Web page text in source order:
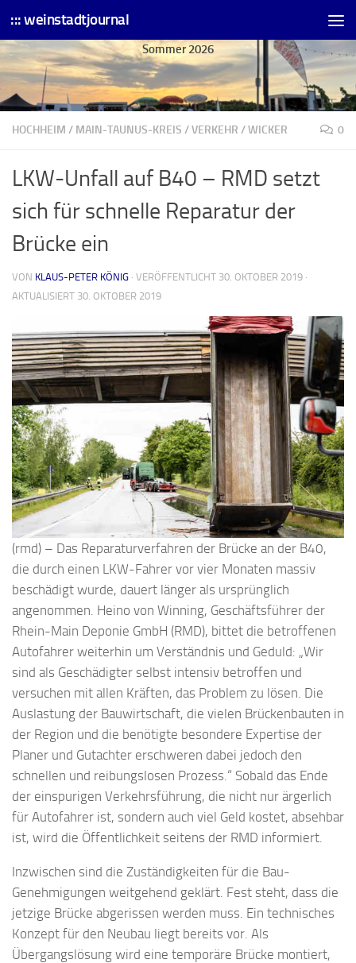
Skip to content
::: weinstadtjournal
Sommer 2026
HOCHHEIM / MAIN-TAUNUS-KREIS /VERKEHR /WICKER 0
LKW-Unfall auf B40 – RMD setzt
sich für schnelle Reparatur der
Brücke ein
VON KLAUS-PETER KÖNIG · VERÖFFENTLICHT 30. OKTOBER 2019 ·
AKTUALISIERT 30. OKTOBER 2019
(rmd) – Das Reparaturverfahren der Brücke an der B40,
die durch einen LKW-Fahrer vor vier Monaten massiv
beschädigt wurde, dauert länger als ursprünglich
angenommen. Heino von Winning, Geschäftsführer der
Rhein-Main Deponie GmbH (RMD), bittet die betroffenen
Autofahrer weiterhin um Verständnis und Geduld: „Wir
sind als Geschädigter selbst intensiv betroffen und
versuchen mit allen Kräften, das Problem zu lösen. Die
Auslastung der Bauwirtschaft, die vielen Brückenbauten in
der Region und die benötigte besondere Expertise der
Planer und Gutachter erschweren dabei jedoch den
schnellen und reibungslosen Prozess.“ Sobald das Ende
der einspurigen Verkehrsführung, die nicht nur ärgerlich
für Autofahrer ist, sondern auch viel Geld kostet, absehbar
ist, wird die Öffentlichkeit seitens der RMD informiert.
Inzwischen sind die Zuständigkeiten für die Bau-
Genehmigungen weitgehend geklärt. Fest steht, dass die
jetzige Brücke abgerissen werden muss. Ein technisches
Konzept für den Neubau liegt bereits vor. Als
Übergangslösung wird eine temporäre Brücke montiert,